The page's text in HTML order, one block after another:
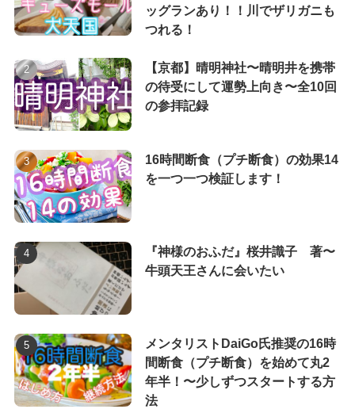
ッグランあり！！川でザリガニも
つれる！
【京都】晴明神社〜晴明井を携帯
の待受にして運勢上向き〜全10回
の参拝記録
16時間断食（プチ断食）の効果14
を一つ一つ検証します！
『神様のおふだ』桜井識子 著〜
牛頭天王さんに会いたい
メンタリストDaiGo氏推奨の16時
間断食（プチ断食）を始めて丸2
年半！〜少しずつスタートする方
法